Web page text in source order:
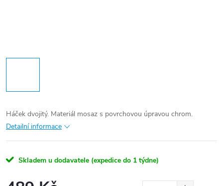
Háček dvojitý. Materiál mosaz s povrchovou úpravou chrom.
Detailní informace
Skladem u dodavatele (expedice do 1 týdne)